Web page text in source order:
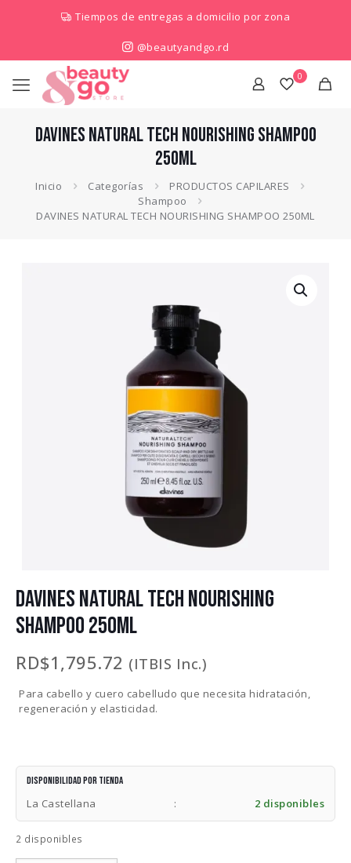
Tiempos de entregas a domicilio por zona
@beautyandgo.rd
0
DAVINES NATURAL TECH NOURISHING SHAMPOO
250ML
Inicio Categorías
PRODUCTOS CAPILARES
Shampoo
DAVINES NATURAL TECH NOURISHING SHAMPOO 250ML
DAVINES NATURAL TECH NOURISHING
SHAMPOO 250ML
RD$1,795.72 (ITBIS Inc.)
Para cabello y cuero cabelludo que necesita hidratación,
regeneración y elasticidad.
Disponibilidad por tienda
La Castellana : 2 disponibles
2 disponibles